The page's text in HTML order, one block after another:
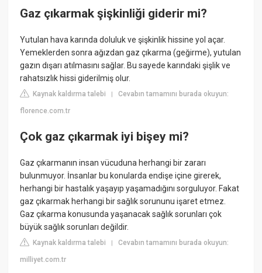
Gaz çıkarmak şişkinliği giderir mi?
Yutulan hava karında doluluk ve şişkinlik hissine yol açar.
Yemeklerden sonra ağızdan gaz çıkarma (geğirme), yutulan
gazın dışarı atılmasını sağlar. Bu sayede karındaki şişlik ve
rahatsızlık hissi giderilmiş olur.
Kaynak kaldırma talebi |Cevabın tamamını burada okuyun:
florence.com.tr
Çok gaz çıkarmak iyi bişey mi?
Gaz çıkarmanın insan vücuduna herhangi bir zararı
bulunmuyor. İnsanlar bu konularda endişe içine girerek,
herhangi bir hastalık yaşayıp yaşamadığını sorguluyor. Fakat
gaz çıkarmak herhangi bir sağlık sorununu işaret etmez.
Gaz çıkarma konusunda yaşanacak sağlık sorunları çok
büyük sağlık sorunları değildir.
Kaynak kaldırma talebi |Cevabın tamamını burada okuyun:
milliyet.com.tr